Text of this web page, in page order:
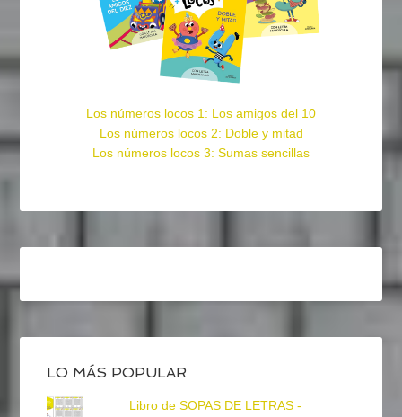
Los números locos 1: Los amigos del 10
Los números locos 2: Doble y mitad
Los números locos 3: Sumas sencillas
LO MÁS POPULAR
Libro de SOPAS DE LETRAS -